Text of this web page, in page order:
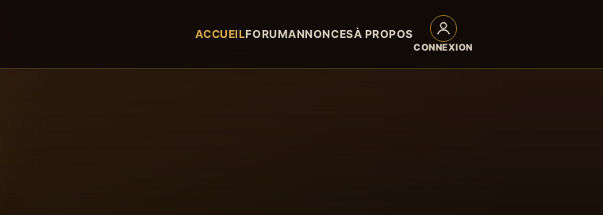
ACCUEILFORUMANNONCESÀ PROPOS
CONNEXION